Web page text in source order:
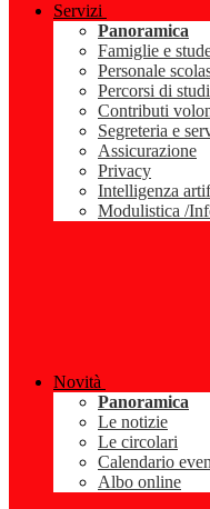
Servizi
Panoramica
Famiglie e
Personale
Percorsi di
Contributi
Segreteria e
Assicurazione
Privacy
Intelligenza
Modulistica /
Novità
Panoramica
Le notizie
Le circolari
Calendario
Albo online